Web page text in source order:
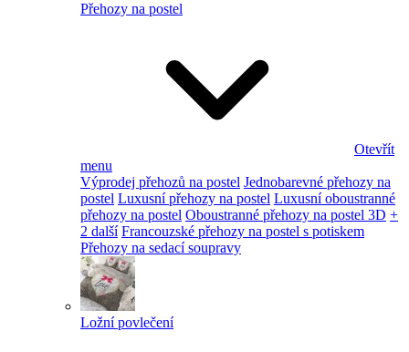
Přehozy na postel
Otevřít
menu
Výprodej přehozů na postel Jednobarevné přehozy na
postel Luxusní přehozy na postel Luxusní oboustranné
přehozy na postel Oboustranné přehozy na postel 3D +
2 další Francouzské přehozy na postel s potiskem
Přehozy na sedací soupravy
Ložní povlečení